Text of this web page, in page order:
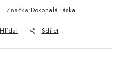
Značka:Dokonalá láska
Hlídat Sdílet